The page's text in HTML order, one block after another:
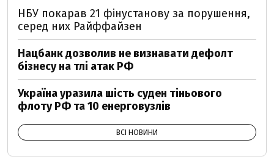
НБУ покарав 21 фінустанову за порушення,
серед них Райффайзен
Нацбанк дозволив не визнавати дефолт
бізнесу на тлі атак РФ
Україна уразила шість суден тіньового
флоту РФ та 10 енерговузлів
ВСІ НОВИНИ